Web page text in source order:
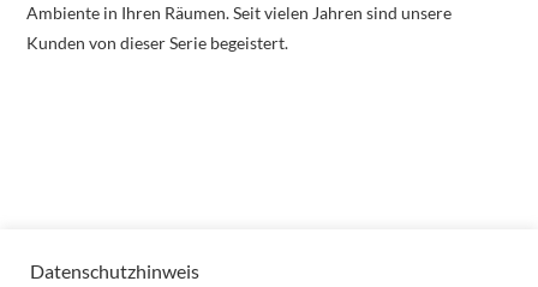
Ambiente in Ihren Räumen. Seit vielen Jahren sind unsere
Kunden von dieser Serie begeistert.
Datenschutzhinweis